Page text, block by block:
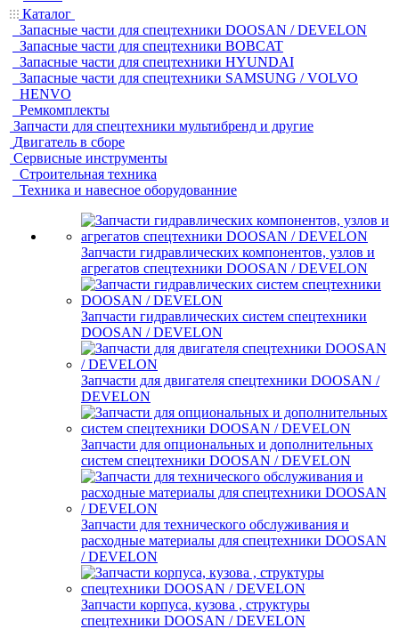
Каталог
Запасные части для спецтехники DOOSAN / DEVELON
Запасные части для спецтехники BOBCAT
Запасные части для спецтехники HYUNDAI
Запасные части для спецтехники SAMSUNG / VOLVO
HENVO
Ремкомплекты
Запчасти для спецтехники мультибренд и другие
Двигатель в сборе
Сервисные инструменты
Строительная техника
Техника и навесное оборудованние
Запчасти гидравлических компонентов, узлов и
агрегатов спецтехники DOOSAN / DEVELON
Запчасти гидравлических систем спецтехники
DOOSAN / DEVELON
Запчасти для двигателя спецтехники DOOSAN /
DEVELON
Запчасти для опциональных и дополнительных
систем спецтехники DOOSAN / DEVELON
Запчасти для технического обслуживания и
расходные материалы для спецтехники DOOSAN
/ DEVELON
Запчасти корпуса, кузова , структуры
спецтехники DOOSAN / DEVELON